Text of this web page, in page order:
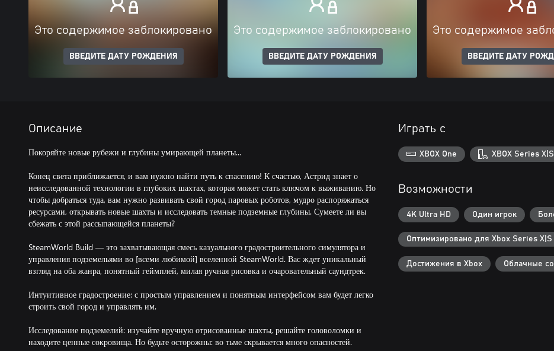
Это содержимое заблокировано
ВВЕДИТЕ ДАТУ РОЖДЕНИЯ
Это содержимое заблокировано
ВВЕДИТЕ ДАТУ РОЖДЕНИЯ
Это содержимое
ВВЕДИТЕ ДАТУ
Описание
Покоряйте новые рубежи и глубины умирающей планеты...
Конец света приближается, и вам нужно найти путь к спасению! К счастью, Астрид знает о
неисследованной технологии в глубоких шахтах, которая может стать ключом к выживанию. Но
чтобы добраться туда, вам нужно развивать свой город паровых роботов, мудро распоряжаться
ресурсами, открывать новые шахты и исследовать темные подземные глубины. Сумеете ли вы
сбежать с этой рассыпающейся планеты?
SteamWorld Build — это захватывающая смесь казуального градостроительного симулятора и
управления подземельями во [всеми любимой] вселенной SteamWorld. Вас ждет уникальный
взгляд на оба жанра, понятный геймплей, милая ручная рисовка и очаровательный саундтрек.
Интуитивное градостроение: с простым управлением и понятным интерфейсом вам будет легко
строить свой город и управлять им.
Исследование подземелий: изучайте вручную отрисованные шахты, решайте головоломки и
находите ценные сокровища. Но будьте осторожны: во тьме скрывается много опасностей.
Играть с
XBOX One XBOX Series X|S
Возможности
4K Ultra HD Один игрок
Оптимизировано для Xbox Series X|S
Достижения в Xbox Облачные